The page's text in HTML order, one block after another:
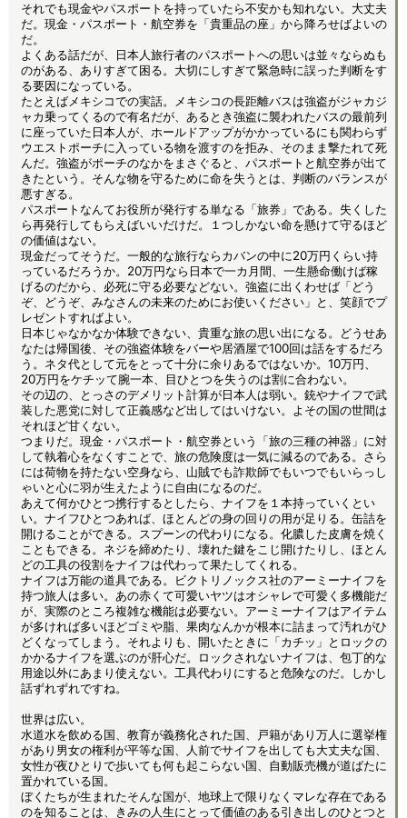
それでも現金やパスポートを持っていたら不安かも知れない。大丈夫
だ。現金・パスポート・航空券を「貴重品の座」から降ろせばよいの
だ。
よくある話だが、日本人旅行者のパスポートへの思いは並々ならぬも
のがある、ありすぎて困る。大切にしすぎて緊急時に誤った判断をす
る要因になっている。
たとえばメキシコでの実話。メキシコの長距離バスは強盗がジャカジ
ャカ乗ってくるので有名だが、あるとき強盗に襲われたバスの最前列
に座っていた日本人が、ホールドアップがかかっているにも関わらず
ウエストポーチに入っている物を渡すのを拒み、そのまま撃たれて死
んだ。強盗がポーチのなかをまさぐると、パスポートと航空券が出て
きたという。そんな物を守るために命を失うとは、判断のバランスが
悪すぎる。
パスポートなんてお役所が発行する単なる「旅券」である。失くした
ら再発行してもらえばいいだけだ。１つしかない命を懸けて守るほど
の価値はない。
現金だってそうだ。一般的な旅行ならカバンの中に20万円くらい持
っているだろうか。20万円なら日本で一カ月間、一生懸命働けば稼
げるのだから、必死に守る必要などない。強盗に出くわせば「どう
ぞ、どうぞ、みなさんの未来のためにお使いください」と、笑顔でプ
レゼントすればよい。
日本じゃなかなか体験できない、貴重な旅の思い出になる。どうせあ
なたは帰国後、その強盗体験をバーや居酒屋で100回は話をするだろ
う。ネタ代として元をとって十分に余りあるではないか。10万円、
20万円をケチッて腕一本、目ひとつを失うのは割に合わない。
その辺の、とっさのデメリット計算が日本人は弱い。銃やナイフで武
装した悪党に対して正義感など出してはいけない。よその国の世間は
それほど甘くない。
つまりだ。現金・パスポート・航空券という「旅の三種の神器」に対
して執着心をなくすことで、旅の危険度は一気に減るのである。さら
には荷物を持たない空身なら、山賊でも詐欺師でもいつでもいらっし
ゃいと心に羽が生えたように自由になるのだ。
あえて何かひとつ携行するとしたら、ナイフを１本持っていくとい
い。ナイフひとつあれば、ほとんどの身の回りの用が足りる。缶詰を
開けることができる。スプーンの代わりになる。化膿した皮膚を焼く
こともできる。ネジを締めたり、壊れた鍵をこじ開けたりし、ほとん
どの工具の役割をナイフは代わって果たしてくれる。
ナイフは万能の道具である。ビクトリノックス社のアーミーナイフを
持つ旅人は多い。あの赤くて可愛いヤツはオシャレで可愛く多機能だ
が、実際のところ複雑な機能は必要ない。アーミーナイフはアイテム
が多ければ多いほどゴミや脂、果肉なんかが根本に詰まって汚れがひ
どくなってしまう。それよりも、開いたときに「カチッ」とロックの
かかるナイフを選ぶのが肝心だ。ロックされないナイフは、包丁的な
用途以外にあまり使えない。工具代わりにすると危険なのだ。しかし
話ずれずれですね。
世界は広い。
水道水を飲める国、教育が義務化された国、戸籍があり万人に選挙権
があり男女の権利が平等な国、人前でサイフを出しても大丈夫な国、
女性が夜ひとりで歩いても何も起こらない国、自動販売機が道ばたに
置かれている国。
ぼくたちが生まれたそんな国が、地球上で限りなくマレな存在である
のを知ることは、きみの人生にとって価値のある引き出しのひとつと